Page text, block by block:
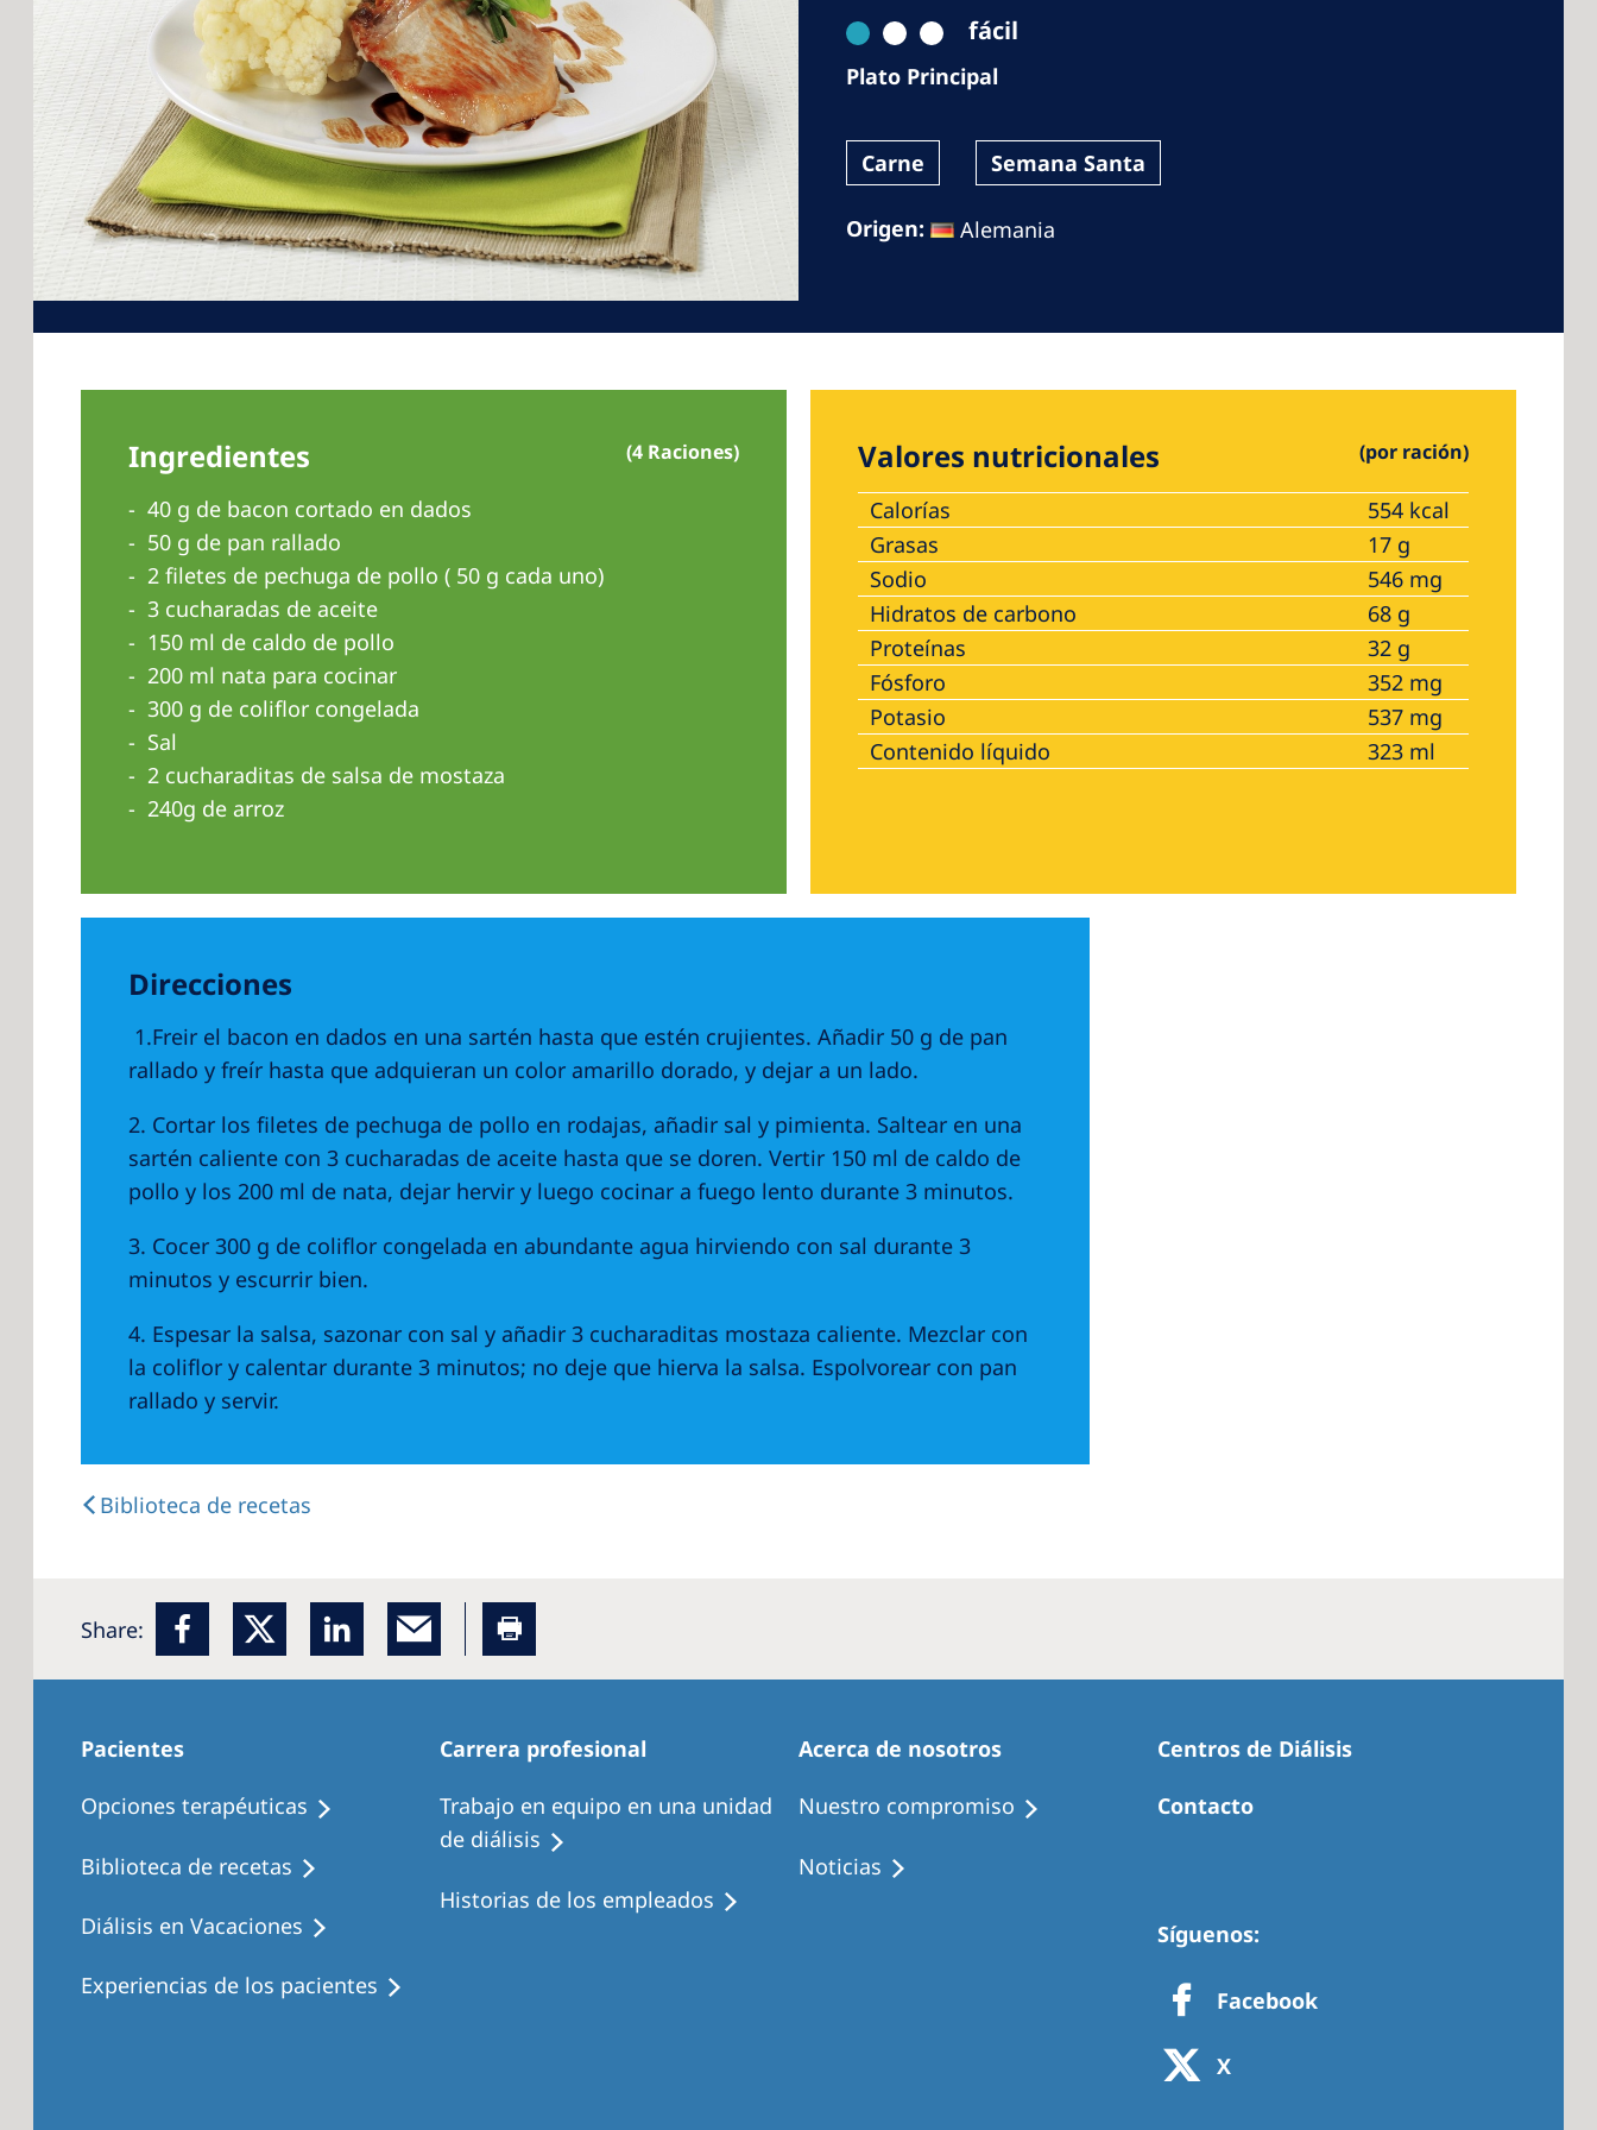
Asia Pacific
Asia Pacific
Australia
United States of
NephroCare International
fácil
Plato Principal
Carne Semana Santa
Origen: Alemania
Ingredientes (4 Raciones)
40 g de bacon cortado en dados
50 g de pan rallado
2 filetes de pechuga de pollo ( 50 g cada uno)
3 cucharadas de aceite
150 ml de caldo de pollo
200 ml nata para cocinar
300 g de coliflor congelada
Sal
2 cucharaditas de salsa de mostaza
240g de arroz
Valores nutricionales (por ración)
Calorías
554 kcal
Grasas
17 g
Sodio
546 mg
Hidratos de carbono
68 g
Proteínas
32 g
Fósforo
352 mg
Potasio
537 mg
Contenido líquido
323 ml
Direcciones
1.Freir el bacon en dados en una sartén hasta que estén crujientes. Añadir 50 g de pan
rallado y freír hasta que adquieran un color amarillo dorado, y dejar a un lado.
2. Cortar los filetes de pechuga de pollo en rodajas, añadir sal y pimienta. Saltear en una
sartén caliente con 3 cucharadas de aceite hasta que se doren. Vertir 150 ml de caldo de
pollo y los 200 ml de nata, dejar hervir y luego cocinar a fuego lento durante 3 minutos.
3. Cocer 300 g de coliflor congelada en abundante agua hirviendo con sal durante 3
minutos y escurrir bien.
4. Espesar la salsa, sazonar con sal y añadir 3 cucharaditas mostaza caliente. Mezclar con
la coliflor y calentar durante 3 minutos; no deje que hierva la salsa. Espolvorear con pan
rallado y servir.
Biblioteca de recetas
Share:
Pacientes
Opciones terapéuticas
Biblioteca de recetas
Diálisis en Vacaciones
Experiencias de los pacientes
Carrera profesional
Trabajo en equipo en una unidad
de diálisis
Historias de los empleados
Acerca de nosotros
Nuestro compromiso
Noticias
Centros de Diálisis
Contacto
Síguenos:
Facebook
X